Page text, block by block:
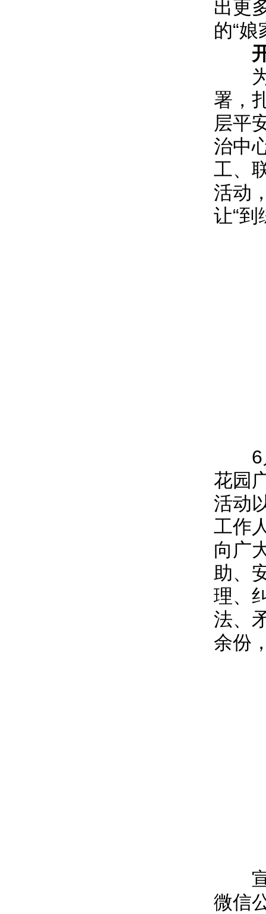
出更
的“
为
署，
层平
治中
工、
活动
让“
6月
花园
活动
工作
向广
助、
理、
法、
余份
宣
微信